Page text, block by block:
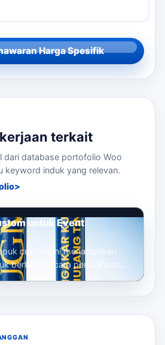
Harga Spesifik
terkait
dari database portofolio Woo
keyword induk yang relevan.
untuk Event
custom ini menampilkan
berbagai acara perusahaan,
seminar, launc...